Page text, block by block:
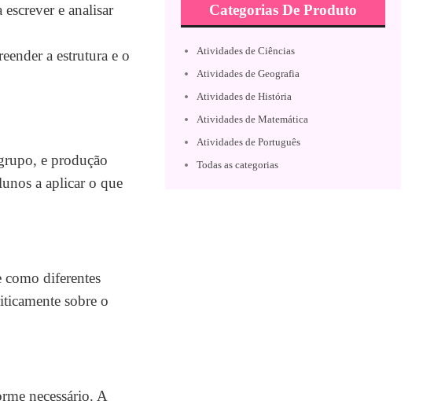
e analisar
a estrutura e o
e produção
a aplicar o que
como diferentes
sobre o
necessário. A
Categorias De Produto
Atividades de Ciências
Atividades de Geografia
Atividades de História
Atividades de Matemática
Atividades de Português
Todas as categorias